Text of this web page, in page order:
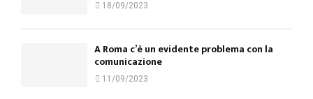
18/09/2023
A Roma c’è un evidente problema con la
comunicazione
11/09/2023